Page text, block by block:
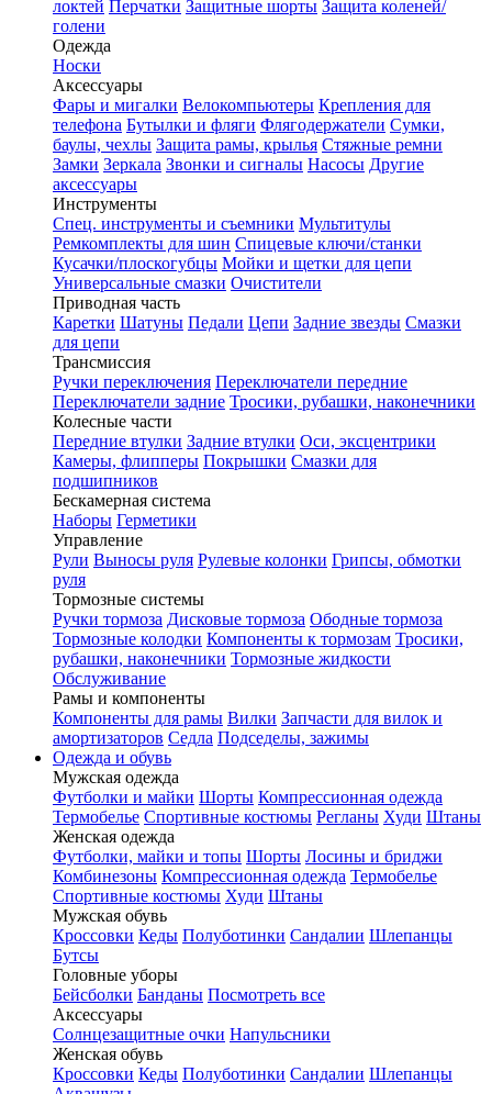
локтей Перчатки Защитные шорты Защита коленей/
голени
Одежда
Носки
Аксессуары
Фары и мигалки Велокомпьютеры Крепления для
телефона Бутылки и фляги Флягодержатели Сумки,
баулы, чехлы Защита рамы, крылья Стяжные ремни
Замки Зеркала Звонки и сигналы Насосы Другие
аксессуары
Инструменты
Спец. инструменты и съемники Мультитулы
Ремкомплекты для шин Спицевые ключи/станки
Кусачки/плоскогубцы Мойки и щетки для цепи
Универсальные смазки Очистители
Приводная часть
Каретки Шатуны Педали Цепи Задние звезды Смазки
для цепи
Трансмиссия
Ручки переключения Переключатели передние
Переключатели задние Тросики, рубашки, наконечники
Колесные части
Передние втулки Задние втулки Оси, эксцентрики
Камеры, флипперы Покрышки Смазки для
подшипников
Бескамерная система
Наборы Герметики
Управление
Рули Выносы руля Рулевые колонки Грипсы, обмотки
руля
Тормозные системы
Ручки тормоза Дисковые тормоза Ободные тормоза
Тормозные колодки Компоненты к тормозам Тросики,
рубашки, наконечники Тормозные жидкости
Обслуживание
Рамы и компоненты
Компоненты для рамы Вилки Запчасти для вилок и
амортизаторов Седла Подседелы, зажимы
Одежда и обувь
Мужская одежда
Футболки и майки Шорты Компрессионная одежда
Термобелье Спортивные костюмы Регланы Худи Штаны
Женская одежда
Футболки, майки и топы Шорты Лосины и бриджи
Комбинезоны Компрессионная одежда Термобелье
Спортивные костюмы Худи Штаны
Мужская обувь
Кроссовки Кеды Полуботинки Сандалии Шлепанцы
Бутсы
Головные уборы
Бейсболки Банданы Посмотреть все
Аксессуары
Солнцезащитные очки Напульсники
Женская обувь
Кроссовки Кеды Полуботинки Сандалии Шлепанцы